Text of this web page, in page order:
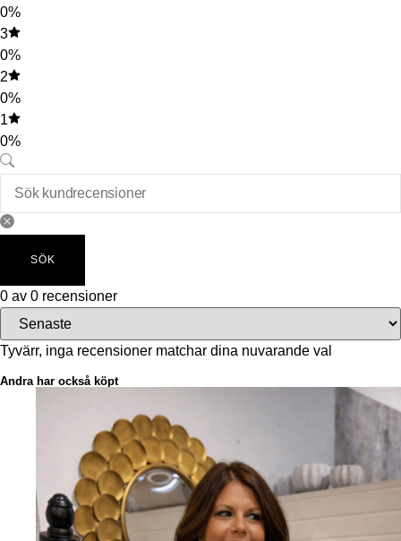
0%
3
0%
2
0%
1
0%
SÖK
0 av 0 recensioner
Tyvärr, inga recensioner matchar dina nuvarande val
Andra har också köpt